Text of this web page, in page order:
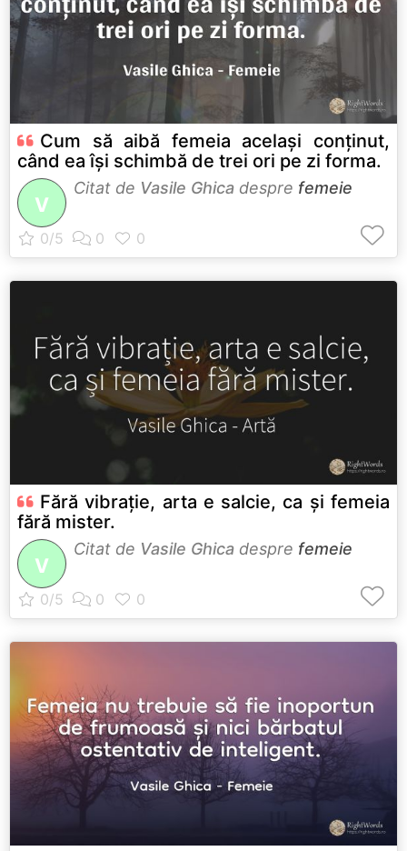
Cum să aibă femeia același conținut,
când ea își schimbă de trei ori pe zi forma.
V
Citat de Vasile Ghica despre femeie
Fără vibrație, arta e salcie, ca și femeia
fără mister.
V
Citat de Vasile Ghica despre femeie